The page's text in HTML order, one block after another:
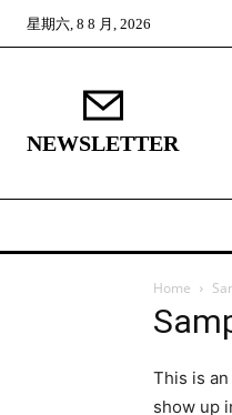
星期六, 8 8 月, 2026
NEWSLETTER
Home
This is
show up